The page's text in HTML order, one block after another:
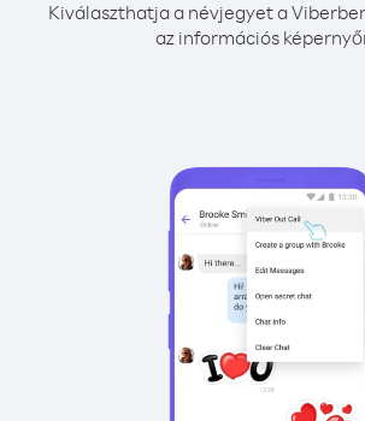
Kiválaszthatja a névjegyet a
az információs